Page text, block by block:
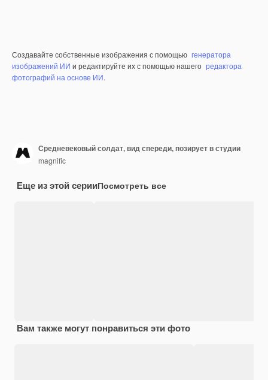
Создавайте собственные изображения с помощью генератора
изображений ИИ и редактируйте их с помощью нашего редактора
фотографий на основе ИИ.
Средневековый солдат, вид спереди, позирует в студии
magnific
Еще из этой серииПосмотреть все
Вам также могут понравиться эти фото